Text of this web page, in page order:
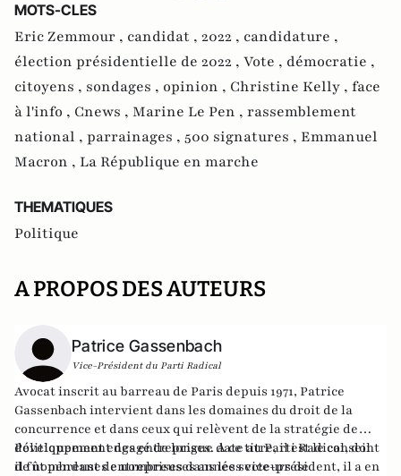
MOTS-CLES
Eric Zemmour , candidat , 2022 , candidature ,
élection présidentielle de 2022 , Vote , démocratie ,
citoyens , sondages , opinion , Christine Kelly , face
à l'info , Cnews , Marine Le Pen , rassemblement
national , parrainages , 500 signatures , Emmanuel
Macron , La République en marche
THEMATIQUES
Politique
A PROPOS DES AUTEURS
Patrice Gassenbach
Vice-Président du Parti Radical
Avocat inscrit au barreau de Paris depuis 1971, Patrice
Gassenbach intervient dans les domaines du droit de la
concurrence et dans ceux qui relèvent de la stratégie de
développement des entreprises. A ce titre, il est le conseil
de nombreuses entreprises dans les secteurs de
Politiquement engagé de longue date au Parti Radical, dont
il fût pendant de nombreuses années vice-président, il a en